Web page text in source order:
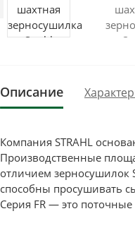
Описание
Компания STRAHL
Производственные
отличием зерносушилок
способны просушивать
Серия FR — это